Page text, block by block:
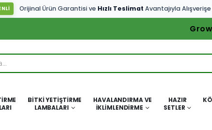
Orijinal Ürün Garantisi ve Hızlı Teslimat Avantajıyla
BITKI YETIŞTIRME
LAMBALARI
HAVALANDIRMA VE
İKLIMLENDIRME
HAZIR
SETLER